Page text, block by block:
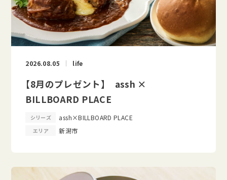
2026.08.05 life
【8月のプレゼント】 assh ×
BILLBOARD PLACE
シリーズ assh×BILLBOARD PLACE
エリア 新潟市